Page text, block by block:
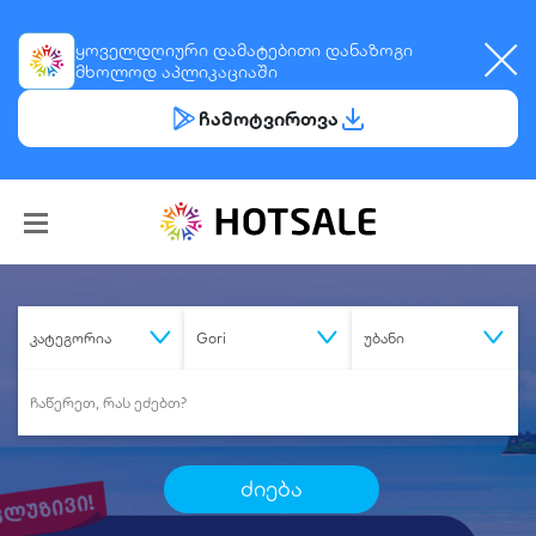
ყოველდღიური დამატებითი დანაზოგი
მხოლოდ აპლიკაციაში
ჩამოტვირთვა
კატეგორია Gori უბანი
ძიება